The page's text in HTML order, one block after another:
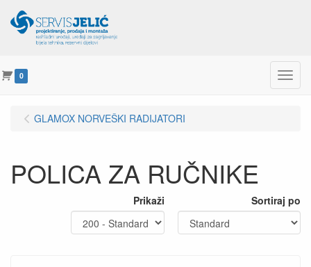
0 Menu
GLAMOX NORVEŠKI RADIJATORI
POLICA ZA RUČNIKE
Prikaži Sortiraj po